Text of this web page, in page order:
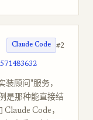
Claude Code #2
装顾问"服务，
是那种能直接结
Code，